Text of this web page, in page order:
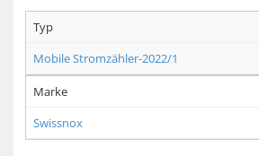
Typ
Mobile Stromzähler-2022/1
Marke
Swissnox